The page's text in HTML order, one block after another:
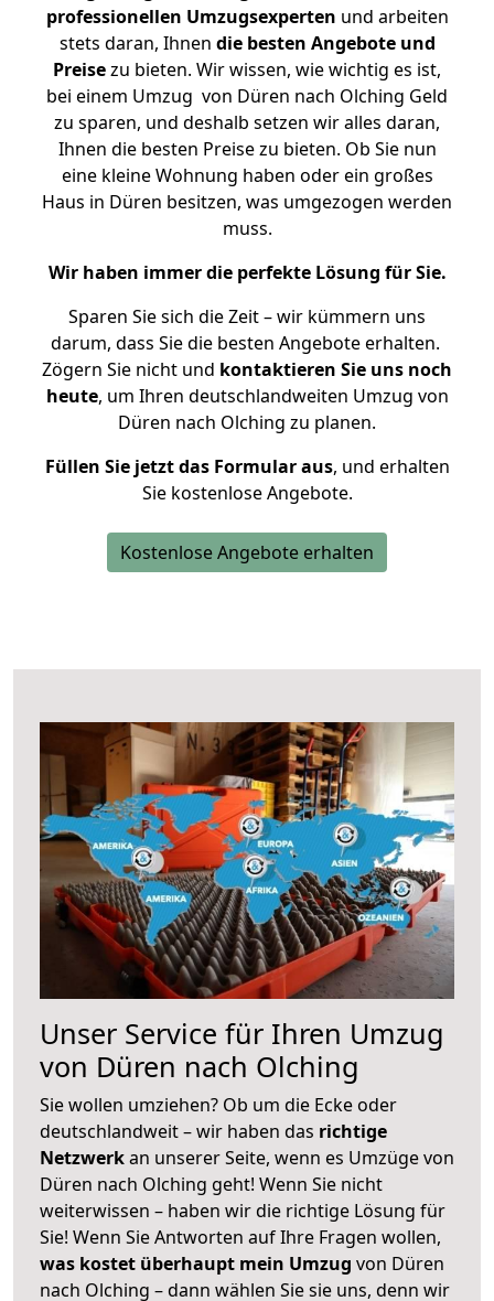
professionellen Umzugsexperten und arbeiten
stets daran, Ihnen die besten Angebote und
Preisezu bieten. Wir wissen, wie wichtig es ist,
bei einem Umzug von Düren nach Olching Geld
zu sparen, und deshalb setzen wir alles daran,
Ihnen die besten Preise zu bieten. Ob Sie nun
eine kleine Wohnung haben oder ein großes
Haus in Düren besitzen, was umgezogen werden
muss.
Wir haben immer die perfekte Lösung für Sie.
Sparen Sie sich die Zeit – wir kümmern uns
darum, dass Sie die besten Angebote erhalten.
Zögern Sie nicht und kontaktieren Sie uns noch
heute, um Ihren deutschlandweiten Umzug von
Düren nach Olching zu planen.
Füllen Sie jetzt das Formular aus, und erhalten
Sie kostenlose Angebote.
Kostenlose Angebote erhalten
Unser Service für Ihren Umzug
von Düren nach Olching
Sie wollen umziehen? Ob um die Ecke oder
deutschlandweit – wir haben das richtige
Netzwerkan unserer Seite, wenn es Umzüge von
Düren nach Olching geht! Wenn Sie nicht
weiterwissen – haben wir die richtige Lösung für
Sie! Wenn Sie Antworten auf Ihre Fragen wollen,
was kostet überhaupt mein Umzug von Düren
nach Olching – dann wählen Sie sie uns, denn wir